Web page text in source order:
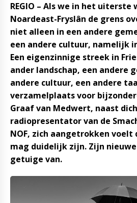
REGIO – Als we in het uiterste
Noardeast-Fryslân de grens
niet alleen in een andere
een andere cultuur, namelijk
Een eigenzinnige streek in
ander landschap, een andere
andere cultuur, een andere
verzamelplaats voor
Graaf van Medwert, naast
radiopresentator van de
NOF, zich aangetrokken voelt
mag duidelijk zijn. Zijn
getuige van.